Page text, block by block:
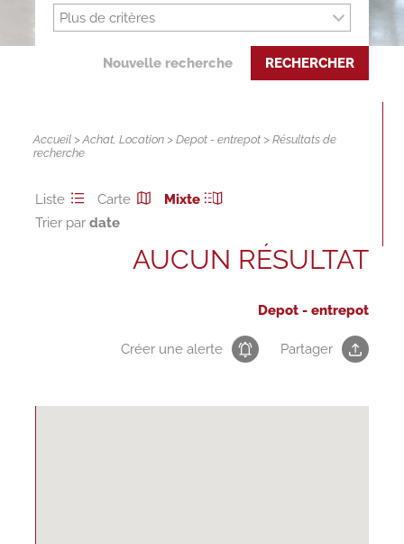
Plus de critères
Nouvelle recherche RECHERCHER
Accueil >Achat,Location >Depot - entrepot > Résultats de
recherche
Liste Carte
Mixte
Trier par
AUCUN RÉSULTAT
Depot - entrepot
Créer une alerte Partager